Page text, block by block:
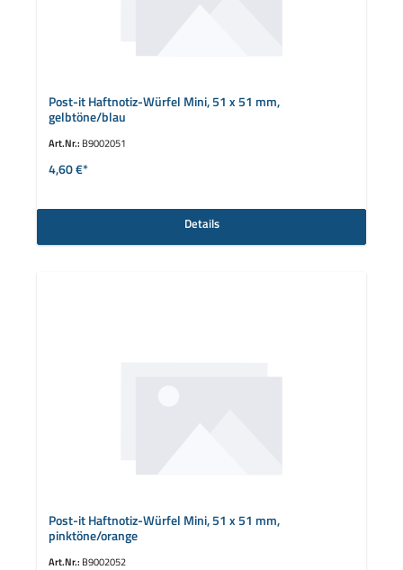
Post-it Haftnotiz-Würfel Mini, 51 x 51 mm,
gelbtöne/blau
Art.Nr.: B9002051
4,60 €*
Details
Post-it Haftnotiz-Würfel Mini, 51 x 51 mm,
pinktöne/orange
Art.Nr.: B9002052